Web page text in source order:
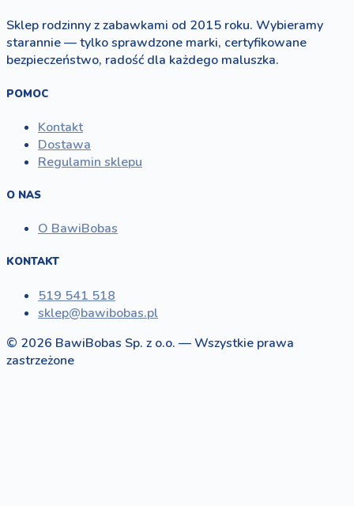
Sklep rodzinny z zabawkami od 2015 roku. Wybieramy
starannie — tylko sprawdzone marki, certyfikowane
bezpieczeństwo, radość dla każdego maluszka.
POMOC
Kontakt
Dostawa
Regulamin sklepu
O NAS
O BawiBobas
KONTAKT
519 541 518
sklep@bawibobas.pl
© 2026 BawiBobas Sp. z o.o. — Wszystkie prawa
zastrzeżone